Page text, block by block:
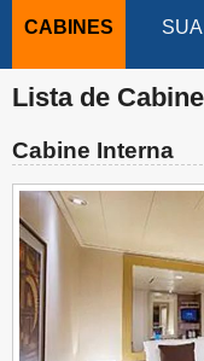
CABINES
Lista de
Cabine Interna